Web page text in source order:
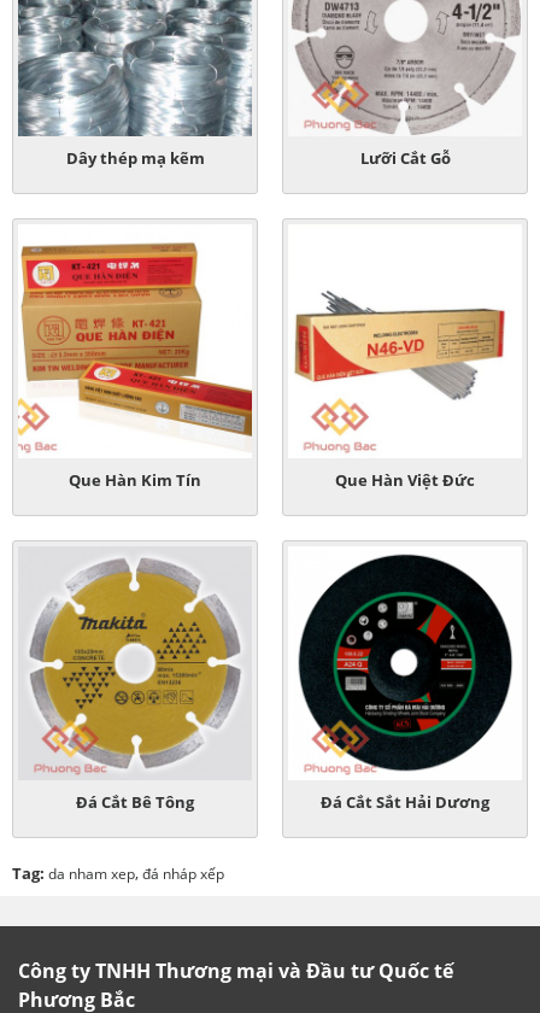
Dây thép mạ kẽm Lưỡi Cắt Gỗ
Que Hàn Kim Tín Que Hàn Việt Đức
Đá Cắt Bê Tông Đá Cắt Sắt Hải Dương
Tag: da nham xep,đá nháp xếp
Công ty TNHH Thương mại và Đầu tư Quốc tế
Phương Bắc